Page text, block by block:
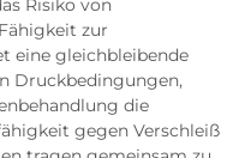
Risiko von
zur
eine gleichbleibende
Druckbedingungen,
die
gegen Verschleiß